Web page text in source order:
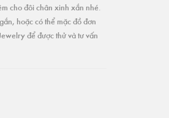
cho đôi chân xinh xắn nhé.
hoặc có thể mặc đồ đơn
để được thử và tư vấn